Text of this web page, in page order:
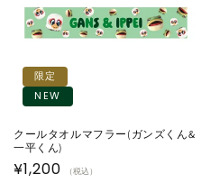
限定
NEW
クールタオルマフラー(ガンズくん&
一平くん)
通
¥1,200 （税込）